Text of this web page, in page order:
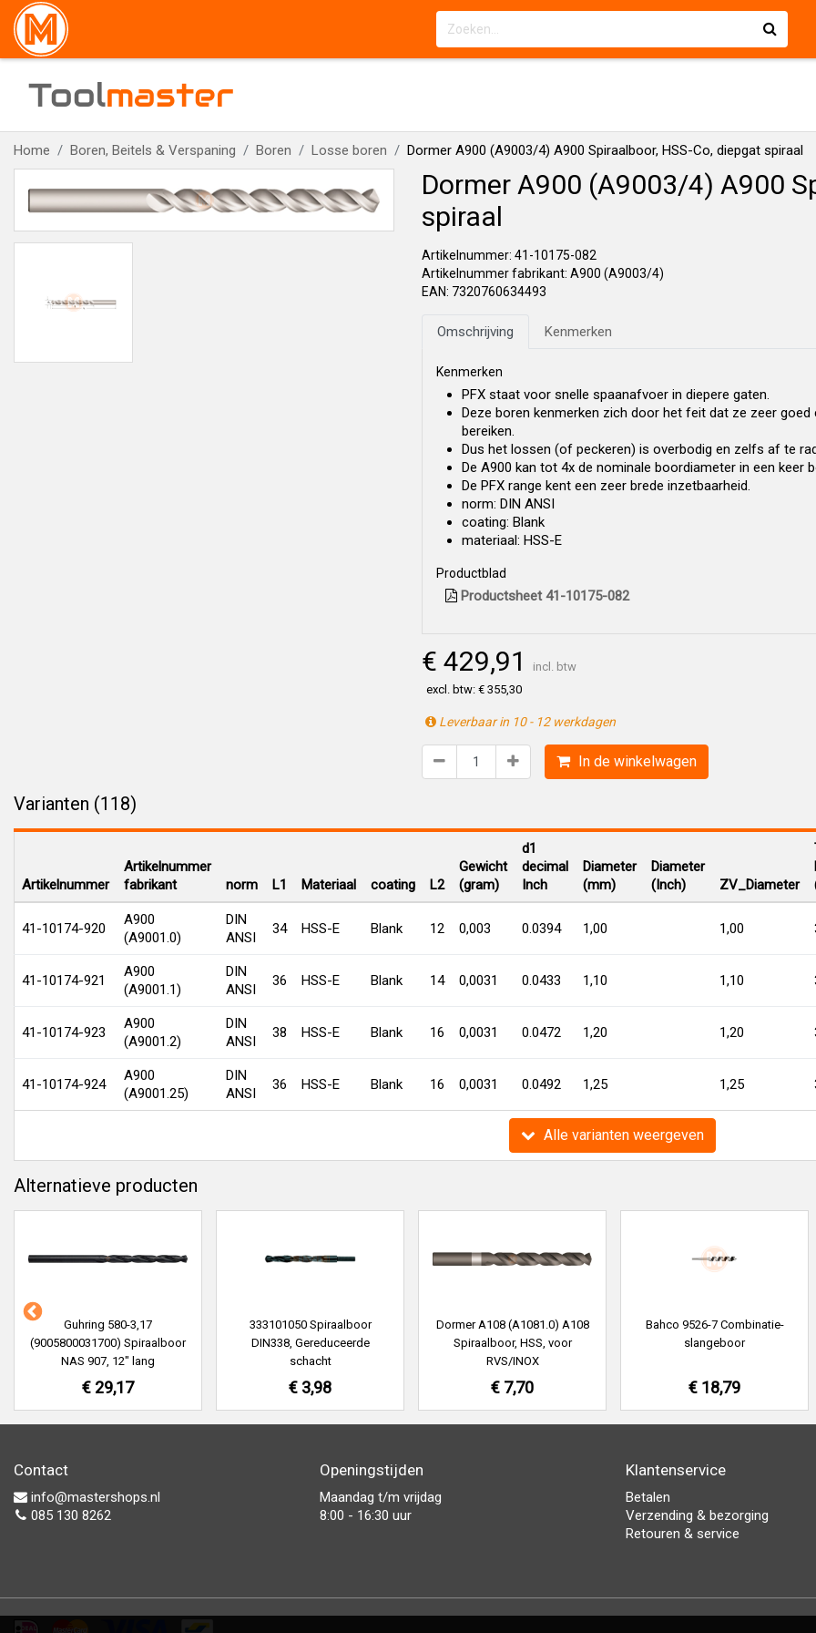
Toolmaster
Home Boren, Beitels & Verspaning Boren Losse boren Dormer A900 (A9003/4) A900 Spiraalboor, HSS-Co, diepgat spiraal
Dormer A900 (A9003/4) A900
spiraal
Artikelnummer: 41-10175-082
Artikelnummer fabrikant: A900 (A9003/4)
EAN: 7320760634493
Omschrijving Kenmerken
Kenmerken
PFX staat voor snelle spaanafvoer in diepere gaten.
Deze boren kenmerken zich door het feit dat ze zeer
bereiken.
Dus het lossen (of peckeren) is overbodig en zelfs af te
De A900 kan tot 4x de nominale boordiameter in een keer
De PFX range kent een zeer brede inzetbaarheid.
norm: DIN ANSI
coating: Blank
materiaal: HSS-E
Productblad
Productsheet 41-10175-082
€ 429,91
incl. btw
excl. btw: € 355,30
Leverbaar in 10 - 12 werkdagen
In de winkelwagen
Varianten (118)
Artikelnummer
Artikelnummer
fabrikant
norm L1 Materiaal coating L2
Gewicht
(gram)
d1
decimal
Inch
Diameter
(mm)
Diameter
(Inch)
ZV_Diameter
41-10174-920
A900
(A9001.0)
DIN
ANSI
34 HSS-E Blank 12 0,003 0.0394 1,00 1,00
41-10174-921
A900
(A9001.1)
DIN
ANSI
36 HSS-E Blank 14 0,0031 0.0433 1,10 1,10
41-10174-923
A900
(A9001.2)
DIN
ANSI
38 HSS-E Blank 16 0,0031 0.0472 1,20 1,20
41-10174-924
A900
(A9001.25)
DIN
ANSI
36 HSS-E Blank 16 0,0031 0.0492 1,25 1,25
Alle varianten weergeven
Alternatieve producten
Guhring 580-3,17
(9005800031700) Spiraalboor
NAS 907, 12" lang
€ 29,17
333101050 Spiraalboor
DIN338, Gereduceerde
schacht
€ 3,98
Dormer A108 (A1081.0) A108
Spiraalboor, HSS, voor
RVS/INOX
€ 7,70
Bahco 9526-7 Combinatie-
slangeboor
€ 18,79
Contact
info@mastershops.nl
085 130 8262
Openingstijden
Maandag t/m vrijdag
8:00 - 16:30 uur
Klantenservice
Betalen
Verzending & bezorging
Retouren & service